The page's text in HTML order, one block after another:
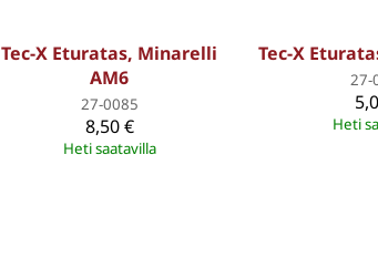
Tec-X Eturatas, Minarelli
AM6
27-0085
8,50 €
Heti saatavilla
Tec-X
27-
Heti